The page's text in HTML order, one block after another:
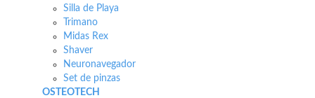
Silla de Playa
Trimano
Midas Rex
Shaver
Neuronavegador
Set de pinzas
OSTEOTECH